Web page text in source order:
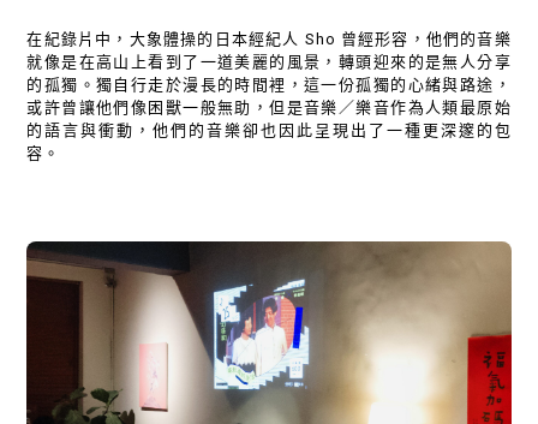
在紀錄片中，大象體操的日本經紀人 Sho 曾經形容，他們的音樂
就像是在高山上看到了一道美麗的風景，轉頭迎來的是無人分享
的孤獨。獨自行走於漫長的時間裡，這一份孤獨的心緒與路途，
或許曾讓他們像困獸一般無助，但是音樂／樂音作為人類最原始
的語言與衝動，他們的音樂卻也因此呈現出了一種更深邃的包
容。